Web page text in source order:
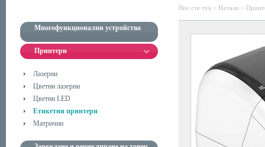
Многофункционални устройства
Принтери
Лазерни
Цветни лазерни
Цветни LED
Етикетни принтери
Матрични
Вие сте тук > Начало >